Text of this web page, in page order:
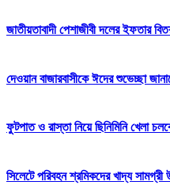
জাতীয়তাবাদী পেশাজীবী দলের ইফতার
দেওয়ান বাজারবাসীকে ঈদের শুভেচ্ছা
ফুটপাত ও রাস্তা নিয়ে ছিনিমিনি খেলা
সিলেটে পরিবহন শ্রমিকদের খাদ্য সামগ্রী